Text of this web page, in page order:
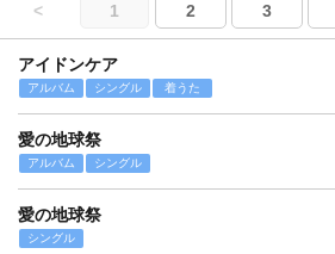
< 1 2 3
アイドンケア
アルバム シングル 着うた
愛の地球祭
アルバム シングル
愛の地球祭
シングル